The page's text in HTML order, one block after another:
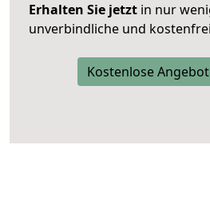
Erhalten Sie jetzt in nur
unverbindliche und
Kostenlose